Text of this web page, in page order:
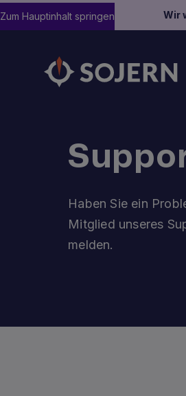
Wir
Zum Hauptinhalt springen
Haben Sie ein
Mitglied unseres
melden.